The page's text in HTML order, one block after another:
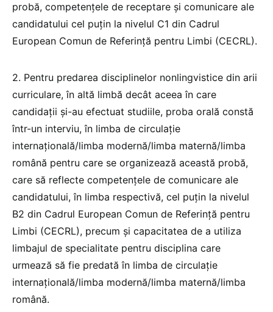
probă, competențele de receptare și comunicare ale
candidatului cel puțin la nivelul C1 din Cadrul
European Comun de Referință pentru Limbi (CECRL).
2. Pentru predarea disciplinelor nonlingvistice din arii
curriculare, în altă limbă decât aceea în care
candidații și-au efectuat studiile, proba orală constă
într-un interviu, în limba de circulație
internațională/limba modernă/limba maternă/limba
română pentru care se organizează această probă,
care să reflecte competențele de comunicare ale
candidatului, în limba respectivă, cel puțin la nivelul
B2 din Cadrul European Comun de Referință pentru
Limbi (CECRL), precum și capacitatea de a utiliza
limbajul de specialitate pentru disciplina care
urmează să fie predată în limba de circulație
internațională/limba modernă/limba maternă/limba
română.